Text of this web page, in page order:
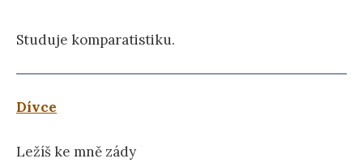
Studuje komparatistiku.
Dívce
Ležíš ke mně zády